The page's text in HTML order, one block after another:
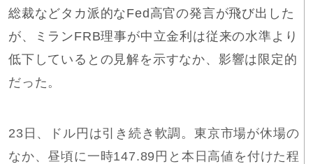
総裁などタカ派的なFed高官の発言が飛び出した
が、ミランFRB理事が中立金利は従来の水準より
低下しているとの見解を示すなか、影響は限定的
だった。
23日、ドル円は引き続き軟調。東京市場が休場の
なか、昼頃に一時147.89円と本日高値を付けた程